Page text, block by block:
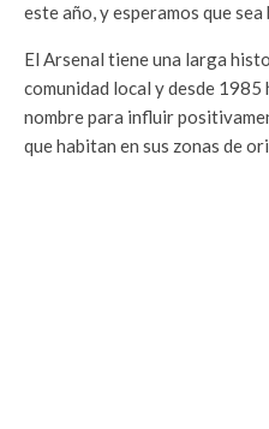
este año, y esperamos que
El Arsenal tiene una larga
comunidad local y desde 1985
nombre para influir
que habitan en sus zonas de